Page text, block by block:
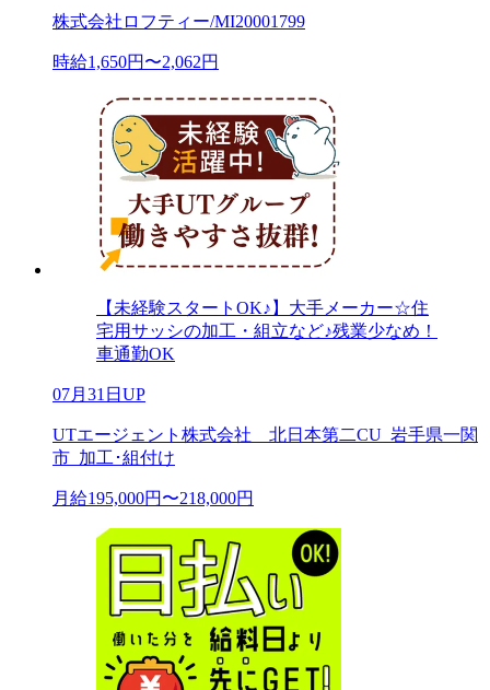
株式会社ロフティー/MI20001799
時給1,650円〜2,062円
【未経験スタートOK♪】大手メーカー☆住
宅用サッシの加工・組立など♪残業少なめ！
車通勤OK
07月31日UP
UTエージェント株式会社 北日本第二CU_岩手県一関
市_加工･組付け
月給195,000円〜218,000円